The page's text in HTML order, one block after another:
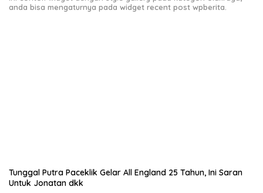
anda bisa mengaturnya pada widget recent post wpberita.
Tunggal Putra Paceklik Gelar All England 25 Tahun, Ini Saran
Untuk Jonatan dkk